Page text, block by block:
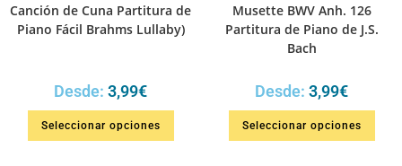
Canción de Cuna Partitura de
Piano Fácil Brahms Lullaby)
Desde: 3,99€
Seleccionar opciones
Musette BWV Anh. 126
Partitura de Piano de J.S.
Bach
Desde: 3,99€
Seleccionar opciones